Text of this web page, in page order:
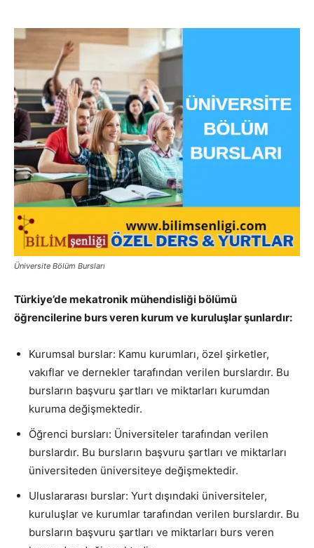
Üniversite Bölüm Bursları
Türkiye’de mekatronik mühendisliği bölümü
öğrencilerine burs veren kurum ve kuruluşlar şunlardır:
Kurumsal burslar: Kamu kurumları, özel şirketler,
vakıflar ve dernekler tarafından verilen burslardır. Bu
bursların başvuru şartları ve miktarları kurumdan
kuruma değişmektedir.
Öğrenci bursları: Üniversiteler tarafından verilen
burslardır. Bu bursların başvuru şartları ve miktarları
üniversiteden üniversiteye değişmektedir.
Uluslararası burslar: Yurt dışındaki üniversiteler,
kuruluşlar ve kurumlar tarafından verilen burslardır. Bu
bursların başvuru şartları ve miktarları burs veren